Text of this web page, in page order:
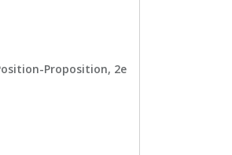
Proposition, 2e